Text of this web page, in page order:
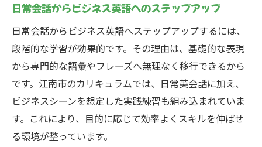
日常会話からビジネス英語へのステップアップ
日常会話からビジネス英語へステップアップするには、
段階的な学習が効果的です。その理由は、基礎的な表現
から専門的な語彙やフレーズへ無理なく移行できるから
です。江南市のカリキュラムでは、日常英会話に加え、
ビジネスシーンを想定した実践練習も組み込まれていま
す。これにより、目的に応じて効率よくスキルを伸ばせ
る環境が整っています。